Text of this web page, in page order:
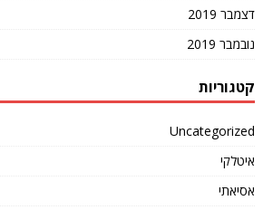
דצמבר 2019
נובמבר 2019
קטגוריות
Uncategorized
איטלקי
אסיאתי